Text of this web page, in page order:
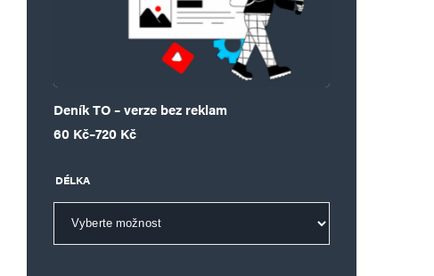
Deník TO – verze bez reklam
60 Kč–720 Kč
Rozpětí cen: 60 Kč až 720 Kč
DÉLKA